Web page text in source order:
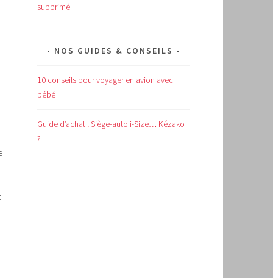
supprimé
NOS GUIDES & CONSEILS
10 conseils pour voyager en avion avec
bébé
Guide d’achat ! Siège-auto i-Size… Kézako
?